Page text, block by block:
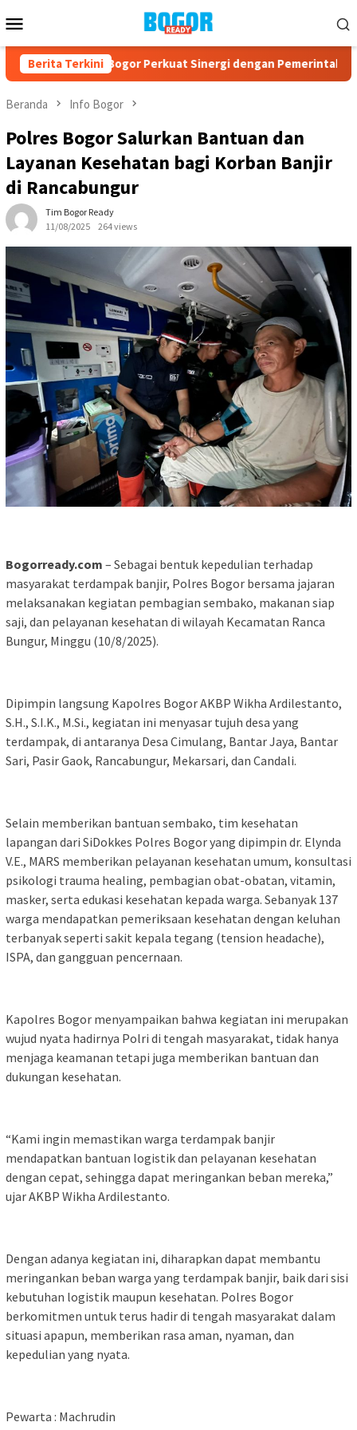
ke
Mobile
Berita Terkini
PPAD Kota Bogor Perkuat Sinergi dengan Pemerintah dan
Beranda Info Bogor
Polres Bogor Salurkan Bantuan dan
Layanan Kesehatan bagi Korban Banjir
di Rancabungur
Tim Bogor Ready
11/08/2025
264 views
Bogorready.com – Sebagai bentuk kepedulian terhadap
masyarakat terdampak banjir, Polres Bogor bersama jajaran
melaksanakan kegiatan pembagian sembako, makanan siap
saji, dan pelayanan kesehatan di wilayah Kecamatan Ranca
Bungur, Minggu (10/8/2025).
Dipimpin langsung Kapolres Bogor AKBP Wikha Ardilestanto,
S.H., S.I.K., M.Si., kegiatan ini menyasar tujuh desa yang
terdampak, di antaranya Desa Cimulang, Bantar Jaya, Bantar
Sari, Pasir Gaok, Rancabungur, Mekarsari, dan Candali.
Selain memberikan bantuan sembako, tim kesehatan
lapangan dari SiDokkes Polres Bogor yang dipimpin dr. Elynda
V.E., MARS memberikan pelayanan kesehatan umum, konsultasi
psikologi trauma healing, pembagian obat-obatan, vitamin,
masker, serta edukasi kesehatan kepada warga. Sebanyak 137
warga mendapatkan pemeriksaan kesehatan dengan keluhan
terbanyak seperti sakit kepala tegang (tension headache),
ISPA, dan gangguan pencernaan.
Kapolres Bogor menyampaikan bahwa kegiatan ini merupakan
wujud nyata hadirnya Polri di tengah masyarakat, tidak hanya
menjaga keamanan tetapi juga memberikan bantuan dan
dukungan kesehatan.
“Kami ingin memastikan warga terdampak banjir
mendapatkan bantuan logistik dan pelayanan kesehatan
dengan cepat, sehingga dapat meringankan beban mereka,”
ujar AKBP Wikha Ardilestanto.
Dengan adanya kegiatan ini, diharapkan dapat membantu
meringankan beban warga yang terdampak banjir, baik dari sisi
kebutuhan logistik maupun kesehatan. Polres Bogor
berkomitmen untuk terus hadir di tengah masyarakat dalam
situasi apapun, memberikan rasa aman, nyaman, dan
kepedulian yang nyata.
Pewarta : Machrudin